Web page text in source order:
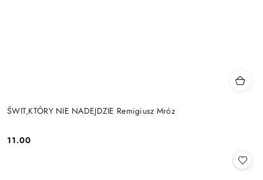
ŚWIT,KTÓRY NIE NADEJDZIE Remigiusz Mróz
Cena:
11.00